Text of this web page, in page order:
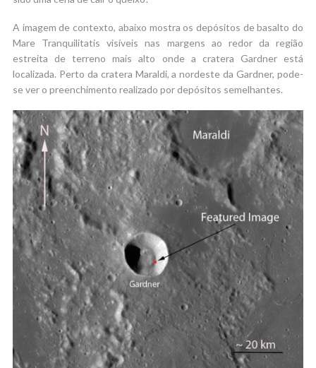
A imagem de contexto, abaixo mostra os depósitos de basalto do
Mare Tranquilitatis visíveis nas margens ao redor da região
estreita de terreno mais alto onde a cratera Gardner está
localizada. Perto da cratera Maraldi, a nordeste da Gardner, pode-
se ver o preenchimento realizado por depósitos semelhantes.